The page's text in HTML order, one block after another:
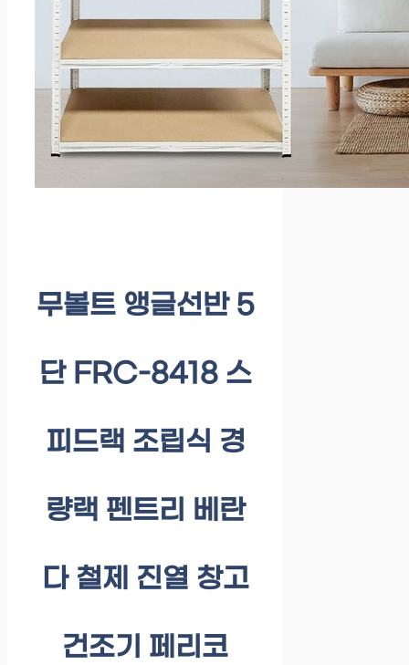
무볼트 앵글선반 5
단 FRC-8418 스
피드랙 조립식 경
량랙 펜트리 베란
다 철제 진열 창고
건조기 페리코